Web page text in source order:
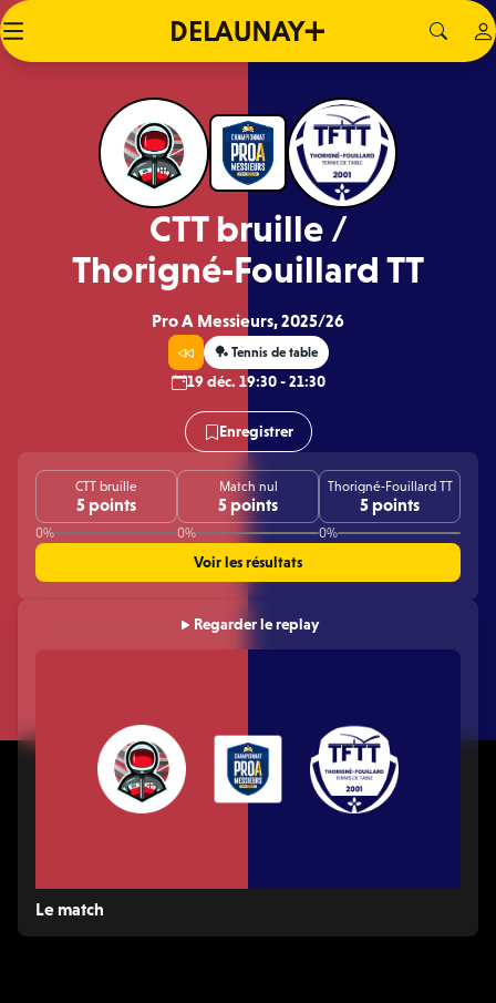
CTT bruille /
Thorigné‑Fouillard TT
Pro A Messieurs, 2025/26
🏓 Tennis de table
19 déc. 19:30 - 21:30
Enregistrer
CTT bruille
5 points
0%
Match nul
5 points
0%
Thorigné‑Fouillard TT
5 points
0%
Voir les résultats
Regarder le replay
Le match